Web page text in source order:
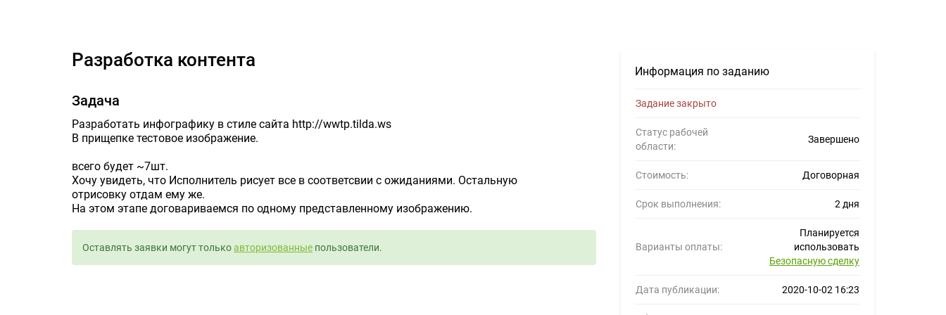
Информация по заданию
Задание закрыто
Статус рабочей
области:
Завершено
Стоимость: Договорная
Срок выполнения: 2 дня
Варианты оплаты:
Планируется
использовать
Безопасную сделку
Дата публикации: 2020-10-02 16:23
Разработка контента
Задача
Разработать инфографику в стиле сайта http://wwtp.tilda.ws
В прищепке тестовое изображение.
всего будет ~7шт.
Хочу увидеть, что Исполнитель рисует все в соответсвии с ожиданиями. Остальную
отрисовку отдам ему же.
На этом этапе договариваемся по одному представленному изображению.
Оставлять заявки могут толькоавторизованные пользователи.